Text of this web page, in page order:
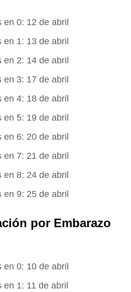
en 0: 12 de abril
en 1: 13 de abril
en 2: 14 de abril
en 3: 17 de abril
en 4: 18 de abril
en 5: 19 de abril
en 6: 20 de abril
en 7: 21 de abril
en 8: 24 de abril
en 9: 25 de abril
por Embarazo
en 0: 10 de abril
en 1: 11 de abril